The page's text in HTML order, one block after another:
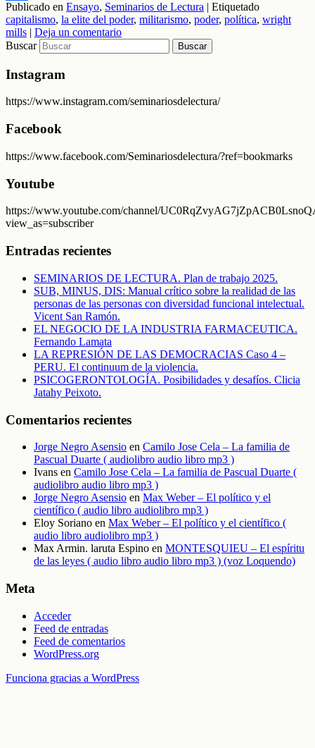
Compartir
Publicado en Ensayo, Seminarios de Lectura | Etiquetado
capitalismo, la elite del poder, militarismo, poder, política, wright
mills | Deja un comentario
Buscar
Instagram
https://www.instagram.com/seminariosdelectura/
Facebook
https://www.facebook.com/Seminariosdelectura/?ref=bookmarks
Youtube
https://www.youtube.com/channel/
view_as=subscriber
Entradas recientes
SEMINARIOS DE LECTURA. Plan de trabajo 2025.
SUB, MINUS, DIS: Manual crítico sobre la realidad de las
personas de las personas con diversidad funcional intelectual.
Vicent San Ramón.
EL NEGOCIO DE LA INDUSTRIA FARMACEUTICA.
Fernando Lamata
LA REPRESIÓN DE LAS DEMOCRACIAS Caso 4 –
PERU. El continuum de la violencia.
PSICOGERONTOLOGÍA. Posibilidades y desafíos. Clicia
Jatahy Peixoto.
Comentarios recientes
Jorge Negro Asensio en Camilo Jose Cela – La familia de
Pascual Duarte ( audiolibro audio libro mp3 )
Ivans en Camilo Jose Cela – La familia de Pascual Duarte (
audiolibro audio libro mp3 )
Jorge Negro Asensio en Max Weber – El político y el
científico ( audio libro audiolibro mp3 )
Eloy Soriano en Max Weber – El político y el científico (
audio libro audiolibro mp3 )
Max Armin. laruta Espino en MONTESQUIEU – El espíritu
de las leyes ( audio libro audio libro mp3 ) (voz Loquendo)
Meta
Acceder
Feed de entradas
Feed de comentarios
WordPress.org
Funciona gracias a WordPress